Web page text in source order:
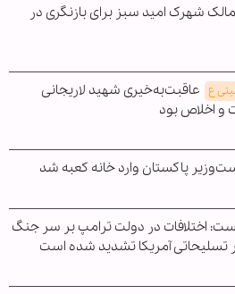
شهرک امید سبز برای بازنگری در
ع عاقبت‌به‌خیری شهید لاریجانی
و اخلاص بود
پاکستان وارد خانه کعبه شد
اختلافات در دولت ترامپ بر سر جنگ
تسلیحاتی آمریکا تشدید شده است